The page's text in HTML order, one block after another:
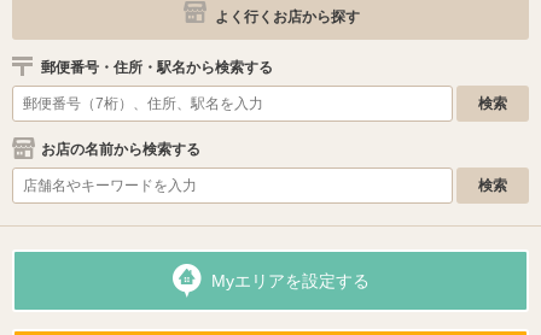
よく行くお店から探す
郵便番号・住所・駅名から検索する
お店の名前から検索する
Myエリアを設定する